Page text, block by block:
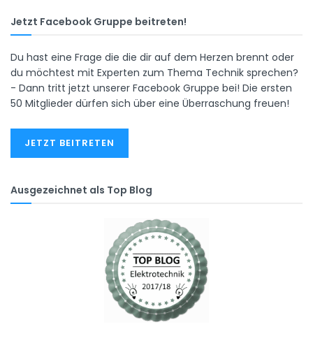
Jetzt Facebook Gruppe beitreten!
Du hast eine Frage die die dir auf dem Herzen brennt oder
du möchtest mit Experten zum Thema Technik sprechen?
- Dann tritt jetzt unserer Facebook Gruppe bei! Die ersten
50 Mitglieder dürfen sich über eine Überraschung freuen!
JETZT BEITRETEN
Ausgezeichnet als Top Blog